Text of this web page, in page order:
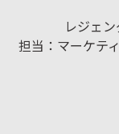
レジェ
担当：マーケテ